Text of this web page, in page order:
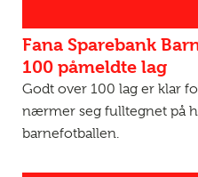
Fana Sparebank
100 påmeldte lag
Godt over 100 lag er klar
nærmer seg fulltegnet på
barnefotballen.